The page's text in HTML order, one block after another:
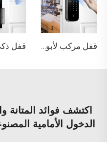
قفل مركب لأبواب المنازل باستخدام بصمة الإصبع ورمز المفتاح الوصول إلى المنزل عبر تطبيق Tuya K10 Pro
اكتشف فوائد المتانة
الدخول الأمامية